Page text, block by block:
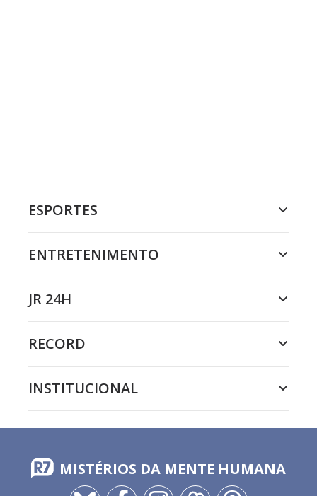
ESPORTES
ENTRETENIMENTO
JR 24H
RECORD
INSTITUCIONAL
MISTÉRIOS DA MENTE HUMANA